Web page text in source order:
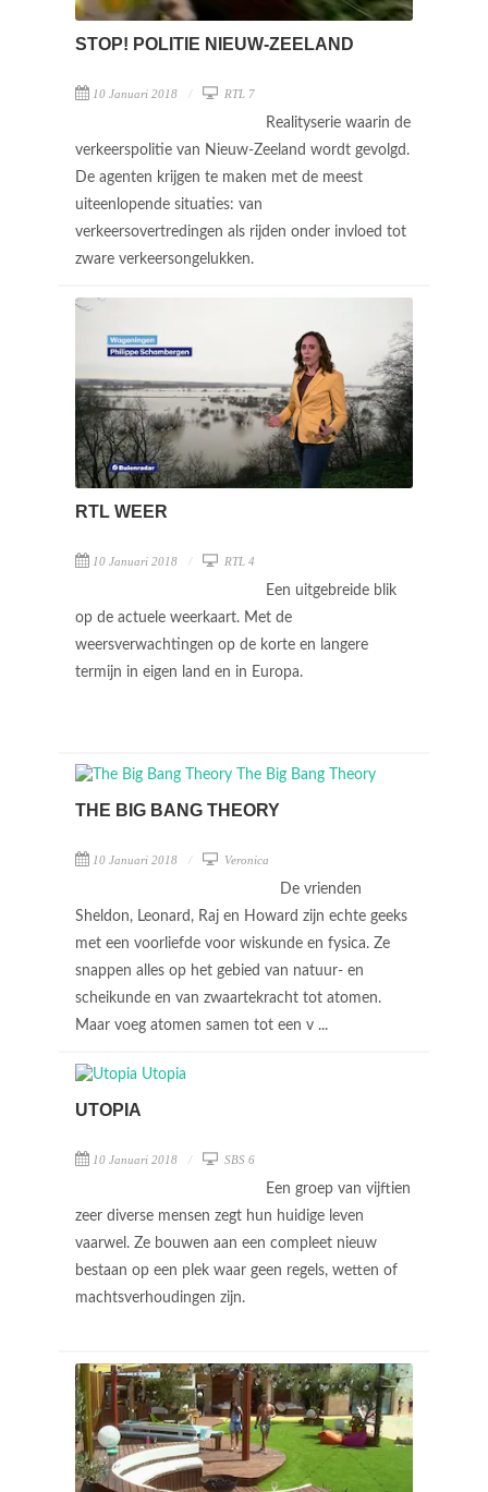
STOP! POLITIE NIEUW-ZEELAND
10 Januari 2018 RTL 7
Realityserie waarin de
verkeerspolitie van Nieuw-Zeeland wordt gevolgd.
De agenten krijgen te maken met de meest
uiteenlopende situaties: van
verkeersovertredingen als rijden onder invloed tot
zware verkeersongelukken.
RTL WEER
10 Januari 2018 RTL 4
Een uitgebreide blik
op de actuele weerkaart. Met de
weersverwachtingen op de korte en langere
termijn in eigen land en in Europa.
THE BIG BANG THEORY
10 Januari 2018 Veronica
De vrienden
Sheldon, Leonard, Raj en Howard zijn echte geeks
met een voorliefde voor wiskunde en fysica. Ze
snappen alles op het gebied van natuur- en
scheikunde en van zwaartekracht tot atomen.
Maar voeg atomen samen tot een v ...
UTOPIA
10 Januari 2018 SBS 6
Een groep van vijftien
zeer diverse mensen zegt hun huidige leven
vaarwel. Ze bouwen aan een compleet nieuw
bestaan op een plek waar geen regels, wetten of
machtsverhoudingen zijn.